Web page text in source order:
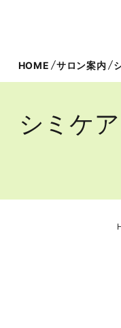
HOME サロン案内
シミケ